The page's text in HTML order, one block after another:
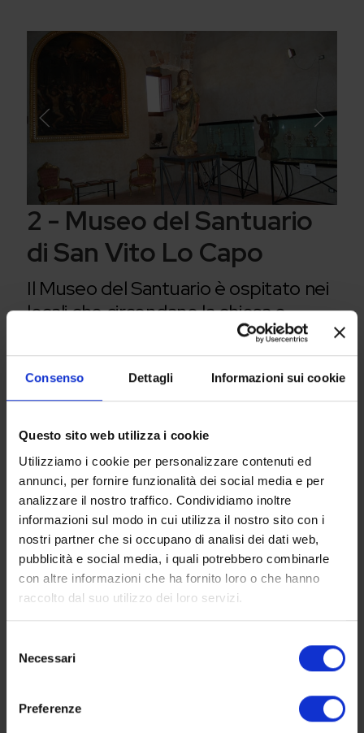
Consenso Dettagli Informazioni sui cookie
Questo sito web utilizza i cookie
Utilizziamo i cookie per personalizzare contenuti ed
annunci, per fornire funzionalità dei social media e per
analizzare il nostro traffico. Condividiamo inoltre
informazioni sul modo in cui utilizza il nostro sito con i
nostri partner che si occupano di analisi dei dati web,
pubblicità e social media, i quali potrebbero combinarle
con altre informazioni che ha fornito loro o che hanno
raccolto dal suo utilizzo dei loro servizi.
delNecessari
Preferenze
2 - Museo del Santuario
di San Vito Lo Capo
Il Museo del Santuario è ospitato nei
locali che circondano la chiesa e
destinati, un tempo, alla guarnigione
e all’accoglienza dei nobili pellegrini.
Il museo accoglie argenti, arredi liturgici e opere
onore di San Vito. Merita particolare attenzione
scultore siciliano del XVI secolo, che
originariamente si trovava nella tonnara del
"Secco". Sono inoltre esposti i doni dei paesi
legati alla figura di San Vito. Dall'ampia terrazza si
gode uno straordinario panorama proiettato sul
mare e sulla cittadina; si può inoltre osservare la
forma triangolare della maestosa torre,
frequenti attacchi pirateschi.